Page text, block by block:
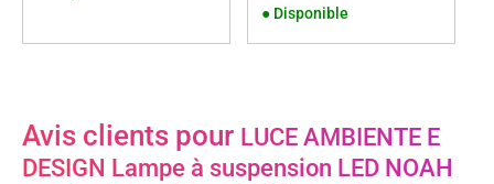
● Disponible
Avis clients pour LUCE AMBIENTE E
DESIGN Lampe à suspension LED NOAH